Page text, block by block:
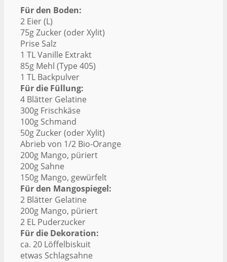
Für den Boden:
2 Eier (L)
75g Zucker (oder Xylit)
Prise Salz
1 TL Vanille Extrakt
85g Mehl (Type 405)
1 TL Backpulver
Für die Füllung:
4 Blätter Gelatine
300g Frischkäse
100g Schmand
50g Zucker (oder Xylit)
Abrieb von 1/2 Bio-Orange
200g Mango, püriert
200g Sahne
150g Mango, gewürfelt
Für den Mangospiegel:
2 Blätter Gelatine
200g Mango, püriert
2 EL Puderzucker
Für die Dekoration:
ca. 20 Löffelbiskuit
etwas Schlagsahne